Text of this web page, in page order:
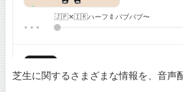
芝生に関するさまざまな情報を、音声